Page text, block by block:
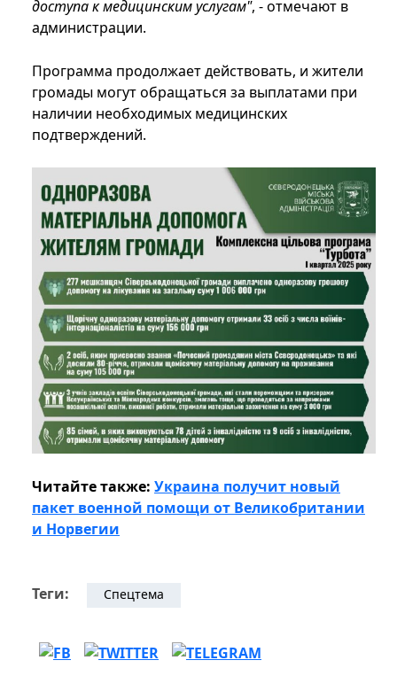
доступа к медицинским услугам", - отмечают в
администрации.
Программа продолжает действовать, и жители
громады могут обращаться за выплатами при
наличии необходимых медицинских
подтверждений.
Читайте также: Украина получит новый
пакет военной помощи от Великобритании
и Норвегии
Теги: Спецтема